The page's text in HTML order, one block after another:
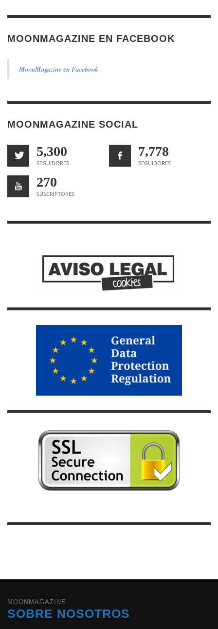
MOONMAGAZINE EN FACEBOOK
MoonMagazine en Facebook
MOONMAGAZINE SOCIAL
5,300
SEGUIDORES
7,778
SEGUIDORES
270
SUSCRIPTORES
MOONMAGAZINE
SOBRE NOSOTROS